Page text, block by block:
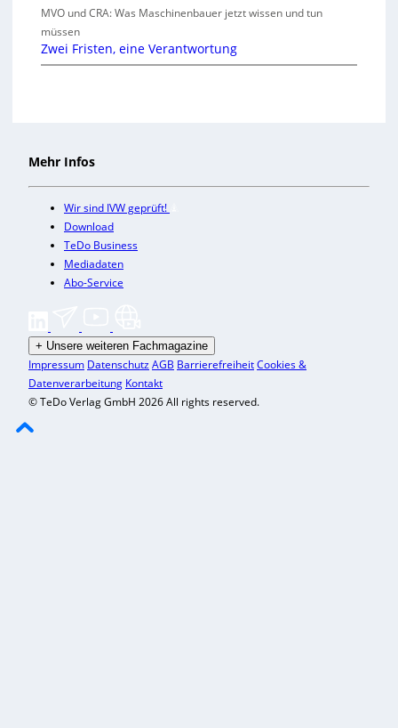
MVO und CRA: Was Maschinenbauer jetzt wissen und tun
müssen
Zwei Fristen, eine Verantwortung
Mehr Infos
Wir sind IVW geprüft!
Download
TeDo Business
Mediadaten
Abo-Service
+ Unsere weiteren Fachmagazine
Impressum DatenschutzAGB BarrierefreiheitCookies &
Datenverarbeitung Kontakt
© TeDo Verlag GmbH 2026 All rights reserved.